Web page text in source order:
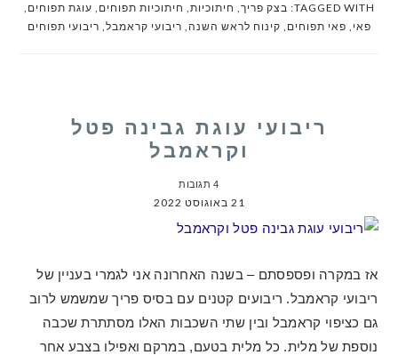
TAGGED WITH: בצק פריך חיתוכיות חיתוכיות תפוחים עוגת תפוחים
פאי פאי תפוחים קינוח לראש השנה ריבועי קראמבל ריבועי תפוחים
ריבועי עוגת גבינה פטל
וקראמבל
4 תגובות
21 באוגוסט 2022
אז במקרה ופספסתם – בשנה האחרונה אני לגמרי בעניין של
ריבועי קראמבל. ריבועים קטנים עם בסיס פריך שמשמש לרוב
גם כציפוי קראמבל ובין שתי השכבות האלו מסתתרת שכבה
נוספת של מלית. כל מלית בטעם, במרקם ואפילו בצבע אחר